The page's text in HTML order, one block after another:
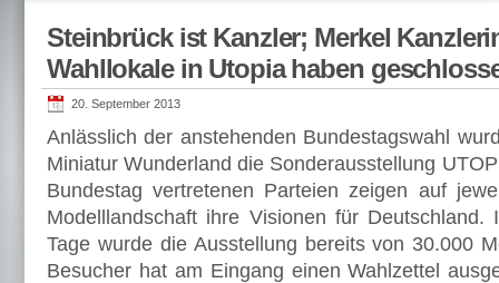
Steinbrück ist Kanzler; Merkel
Wahllokale in Utopia haben
20. September 2013
Anlässlich der anstehenden Bundestagswahl
Miniatur Wunderland die Sonderausstellung
Bundestag vertretenen Parteien zeigen auf
Modelllandschaft ihre Visionen für Deutschland.
Tage wurde die Ausstellung bereits von 30.000
Besucher hat am Eingang einen Wahlzettel